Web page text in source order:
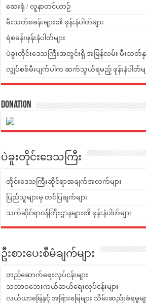
ဆေးရုံ / လူနာတင်ယာဉ်
မီးသတ်စခန်းများ၏ ဖုန်းနံပါတ်များ
ရဲစခန်းဖုန်းနံပါတ်များ
ပဲခူးတိုင်းဒေသကြီးအတွင်းရှိ အမြန်လမ်း မီးသတ်နှင့်
လျှပ်စစ်မီးပျက်ပါက ဆက်သွယ်ရမည့် ဖုန်းနံပါတ်မျ
Donation
ပဲခူးတိုင်းဒေသကြီး
တိုင်းဒေသကြီးဆိုင်ရာအချက်အလက်များ
ပြည်သူများမှ တင်ပြချက်များ
သက်ဆိုင်ရာဝန်ကြီးဌာနများ၏ ဖုန်းနံပါတ်များ
ဦးစားပေးစီမံချက်များ
တည်ဆောက်ရေးလုပ်ငန်းများ
သဘာဝဘေးကယ်ဆယ်ရေးလုပ်ငန်းများ
လယ်ယာမြေနှင့် အခြားမြေများ သိမ်းဆည်းခံရမှုမ